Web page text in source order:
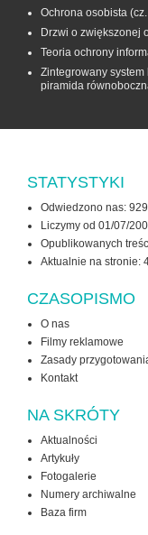
Ochrona osobista
Drzwi o zwiększonej
Teoria ochrony
Zintegrowany system
piramida
STATYSTYKI
Odwiedzono nas:
Liczymy od 01/07/
Opublikowanych
Aktualnie na stronie:
CZASOPISMO
O nas
Filmy reklamowe
Zasady
Kontakt
NA SKRÓTY
Aktualności
Artykuły
Fotogalerie
Numery archiwalne
Baza firm